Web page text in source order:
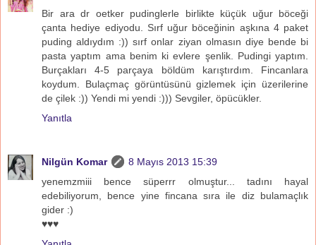
Bir ara dr oetker pudinglerle birlikte küçük uğur böceği
çanta hediye ediyodu. Sırf uğur böceğinin aşkına 4 paket
puding aldıydım :)) sırf onlar ziyan olmasın diye bende bi
pasta yaptım ama benim ki evlere şenlik. Pudingi yaptım.
Burçakları 4-5 parçaya böldüm karıştırdım. Fincanlara
koydum. Bulaçmaç görüntüsünü gizlemek için üzerilerine
de çilek :)) Yendi mi yendi :))) Sevgiler, öpücükler.
Yanıtla
Nilgün Komar
8 Mayıs 2013 15:39
yenemzmiii bence süperrr olmuştur... tadını hayal
edebiliyorum, bence yine fincana sıra ile diz bulamaçlık
gider :)
♥♥♥